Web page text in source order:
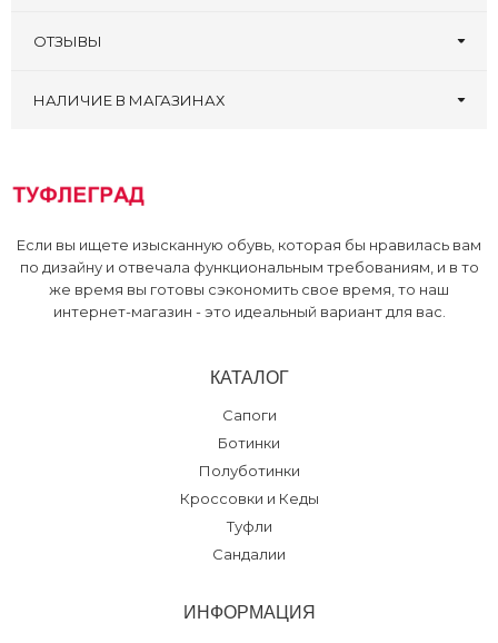
ОТЗЫВЫ
Оставьте первый отзыв!
НАЛИЧИЕ В МАГАЗИНАХ
Если вы ищете изысканную обувь, которая бы нравилась вам
по дизайну и отвечала функциональным требованиям, и в то
же время вы готовы сэкономить свое время, то наш
интернет-магазин - это идеальный вариант для вас.
КАТАЛОГ
Сапоги
Ботинки
Полуботинки
Кроссовки и Кеды
Туфли
Сандалии
ИНФОРМАЦИЯ